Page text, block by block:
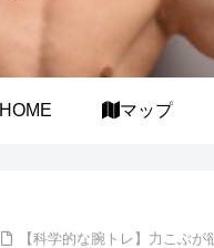
HOME マップ
【科学的な腕トレ】力こぶが